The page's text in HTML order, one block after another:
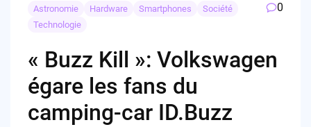
Astronomie Hardware Smartphones
Société
Technologie
0
« Buzz Kill »: Volkswagen
égare les fans du
camping-car ID.Buzz